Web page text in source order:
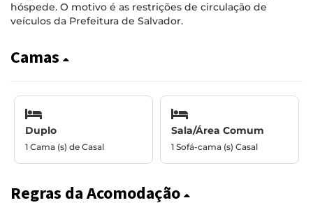
hóspede. O motivo é as restrições de circulação de
veículos da Prefeitura de Salvador.
Camas
Duplo
1 Cama (s) de Casal
Sala/Área Comum
1 Sofá-cama (s) Casal
Regras da Acomodação